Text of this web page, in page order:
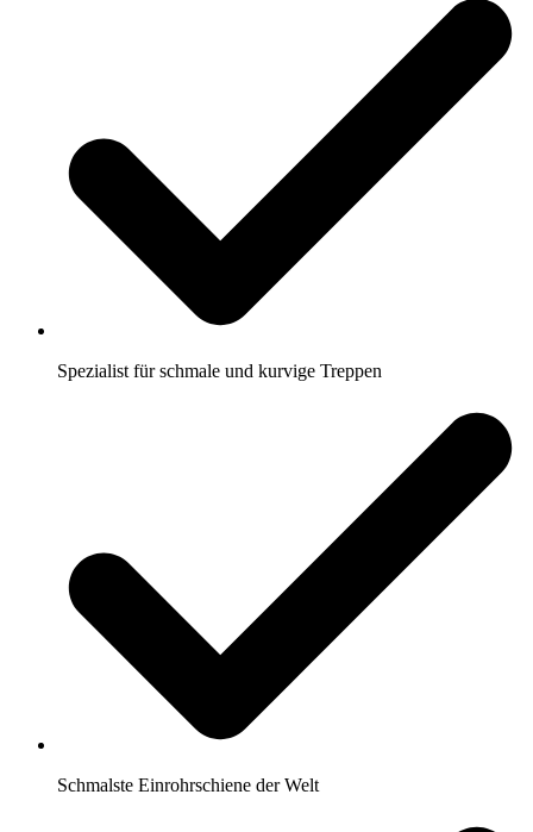
Spezialist für schmale und kurvige Treppen
Schmalste Einrohrschiene der Welt